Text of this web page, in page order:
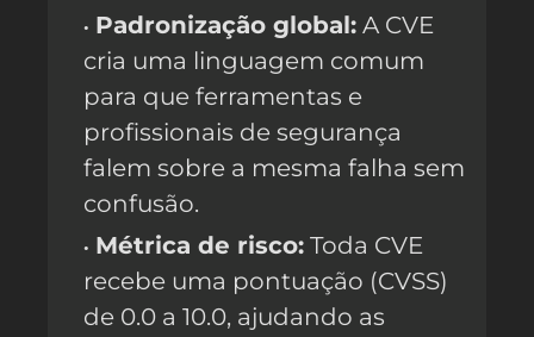
Padronização global: A CVE
cria uma linguagem comum
para que ferramentas e
profissionais de segurança
falem sobre a mesma falha sem
confusão.
Métrica de risco: Toda CVE
recebe uma pontuação (CVSS)
de 0.0 a 10.0, ajudando as